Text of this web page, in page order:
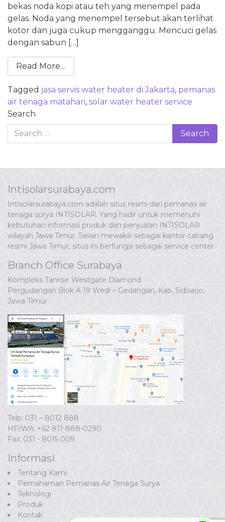
bekas noda kopi atau teh yang menempel pada
gelas. Noda yang menempel tersebut akan terlihat
kotor dan juga cukup mengganggu. Mencuci gelas
dengan sabun […]
Read More…
Tagged jasa servis water heater di Jakarta, pemanas
air tenaga matahari, solar water heater service
Search
Intisolarsurabaya.com
Intisolarsurabaya.com adalah situs resmi dari pemanas air
tenaga surya INTISOLAR. Yang hadir untuk memenuhi
kebutuhan informasi produk dan penjualan INTISOLAR
wilayah Jawa Timur. Selain mewakili sebagai kantor cabang
resmi Jawa Timur, situs ini berfungsi sebagai service center.
Branch Office Surabaya
Kompleks Tanrise Westgate Diamond
Pergudangan Blok A 19 Wedi – Gedangan, Kab. Sidoarjo,
Jawa Timur
Telp: 031 – 8012 888
HP/WA: +62 811-888-0290
Fax: 031 - 8015 009
Informasi
Tentang Kami
Pemahaman Pemanas Air Tenaga Surya
Teknologi
Produk
Kontak